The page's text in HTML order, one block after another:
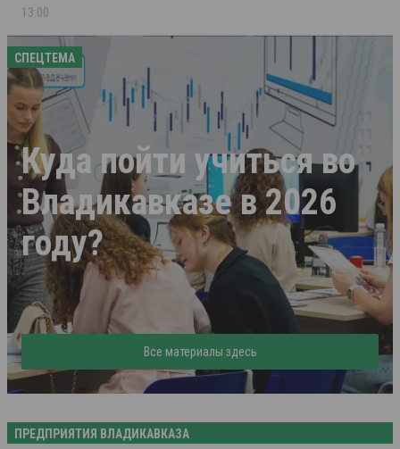
13:00
СПЕЦТЕМА
Куда пойти учиться во
Владикавказе в 2026
году?
Все материалы здесь
ПРЕДПРИЯТИЯ ВЛАДИКАВКАЗА